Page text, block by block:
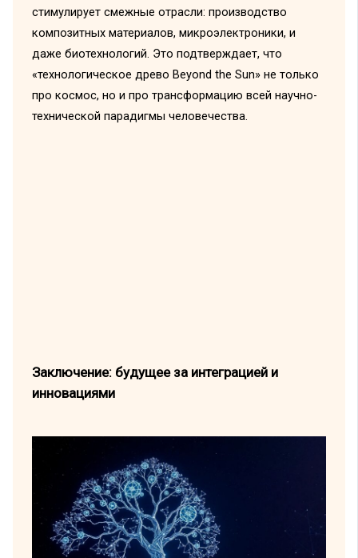
стимулирует смежные отрасли: производство
композитных материалов, микроэлектроники, и
даже биотехнологий. Это подтверждает, что
«технологическое древо Beyond the Sun» не только
про космос, но и про трансформацию всей научно-
технической парадигмы человечества.
Заключение: будущее за интеграцией и
инновациями